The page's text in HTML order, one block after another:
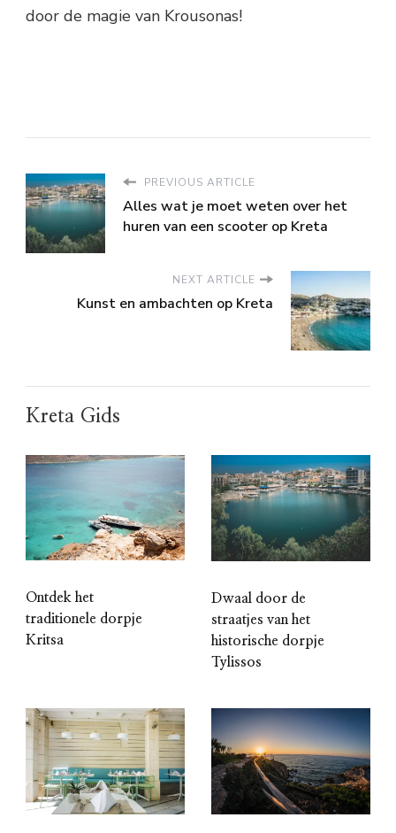
door de magie van Krousonas!
PREVIOUS ARTICLE
Alles wat je moet weten over het
huren van een scooter op Kreta
NEXT ARTICLE
Kunst en ambachten op Kreta
Kreta Gids
Ontdek het
traditionele dorpje
Kritsa
Dwaal door de
straatjes van het
historische dorpje
Tylissos